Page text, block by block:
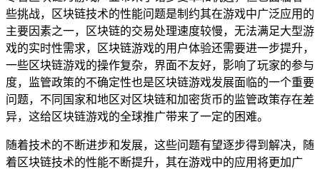
些挑战，区块链技术的性能问题是制约其在游戏中广泛应用的
主要因素之一，区块链的交易处理速度较慢，无法满足大型游
戏的实时性需求，区块链游戏的用户体验还需要进一步提升，
一些区块链游戏的操作复杂，界面不友好，影响了玩家的参与
度，监管政策的不确定性也是区块链游戏发展面临的一个重要
问题，不同国家和地区对区块链和加密货币的监管政策存在差
异，这给区块链游戏的全球推广带来了一定的困难。
随着技术的不断进步和发展，这些问题有望逐步得到解决，随
着区块链技术的性能不断提升，其在游戏中的应用将更加广